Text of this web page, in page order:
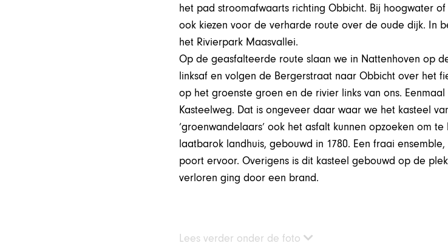
het pad stroomafwaarts richting Obbicht. Bij hoogwater
ook kiezen voor de verharde route over de oude dijk. In
het Rivierpark Maasvallei.
Op de geasfalteerde route slaan we in Nattenhoven op
linksaf en volgen de Bergerstraat naar Obbicht over het
op het groenste groen en de rivier links van ons.
Kasteelweg. Dat is ongeveer daar waar we het kasteel
‘groenwandelaars’ ook het asfalt kunnen opzoeken om
laatbarok landhuis, gebouwd in 1780. Een fraai
poort ervoor. Overigens is dit kasteel gebouwd op de
verloren ging door een brand.
Lees verder onder de foto